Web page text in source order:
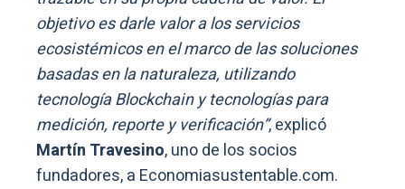
objetivo es darle valor a los servicios
ecosistémicos en el marco de las soluciones
basadas en la naturaleza, utilizando
tecnología Blockchain y tecnologías para
medición, reporte y verificación”, explicó
Martín Travesino, uno de los socios
fundadores, a Economiasustentable.com.